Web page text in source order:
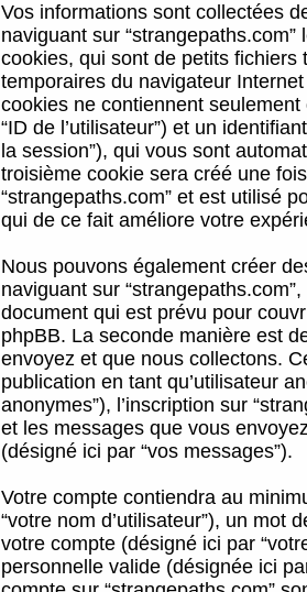
Vos informations sont collectées
naviguant sur
cookies, qui sont de petits
temporaires du navigateur
cookies ne contiennent
“ID de l’utilisateur”) et un
la session”), qui vous sont
troisième cookie sera créé une
“strangepaths.com” et est utilisé
qui de ce fait améliore votre
Nous pouvons également créer
naviguant sur
document qui est prévu pour
phpBB. La seconde manière est
envoyez et que nous collectons.
publication en tant qu’utilisateur
anonymes”), l’inscription sur
et les messages que vous
(désigné ici par “vos messages”).
Votre compte contiendra au
“votre nom d’utilisateur”), un mot
votre compte (désigné ici par
personnelle valide (désignée ici